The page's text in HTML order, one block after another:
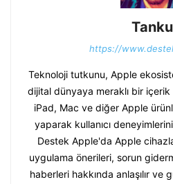
https://
Teknoloji tutkunu, Apple
dijital dünyaya meraklı bir içerik
iPad, Mac ve diğer Apple
yaparak kullanıcı
Destek Apple'da Apple
uygulama önerileri, sorun
haberleri hakkında anlaşılır ve